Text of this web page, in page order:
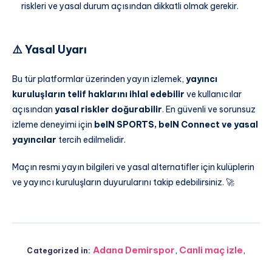
riskleri ve yasal durum açısından dikkatli olmak gerekir.
⚠️ Yasal Uyarı
Bu tür platformlar üzerinden yayın izlemek, yayıncı
kuruluşların telif haklarını ihlal edebilir ve kullanıcılar
açısından yasal riskler doğurabilir. En güvenli ve sorunsuz
izleme deneyimi için beIN SPORTS, beIN Connect ve yasal
yayıncılar tercih edilmelidir.
Maçın resmi yayın bilgileri ve yasal alternatifler için kulüplerin
ve yayıncı kuruluşların duyurularını takip edebilirsiniz. 🚀
Categorized in: Adana Demirspor, Canli maç izle,